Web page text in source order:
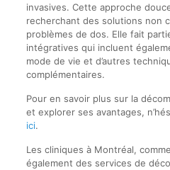
invasives. Cette approche
recherchant des solutions non
problèmes de dos. Elle fait
intégratives qui incluent
mode de vie et d’autres
complémentaires.
Pour en savoir plus sur la
et explorer ses avantages,
ici.
Les cliniques à Montréal,
également des services de